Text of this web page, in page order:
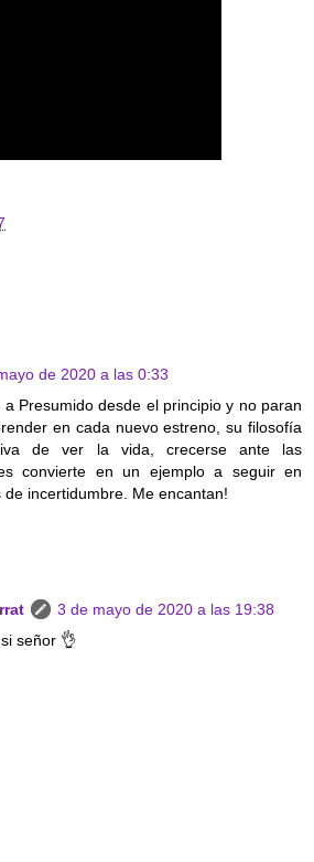
de 2020 a las 0:33
a Presumido desde el principio y no paran
en cada nuevo estreno, su filosofía
de ver la vida, crecerse ante las
convierte en un ejemplo a seguir en
incertidumbre. Me encantan!
3 de mayo de 2020 a las 19:38
señor 👌